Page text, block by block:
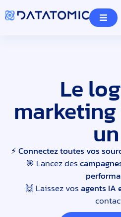
Le
⚡️Connectez toutes vos
🎯 Lancez des
🙌 Laissez vosagents IA